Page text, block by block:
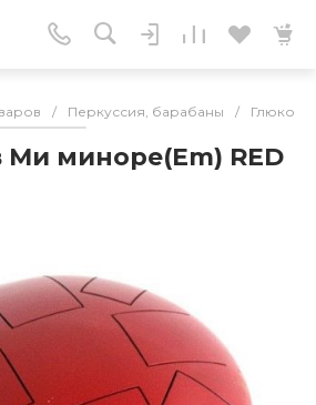
/ Перкуссия, барабаны /
миноре(Em) RED